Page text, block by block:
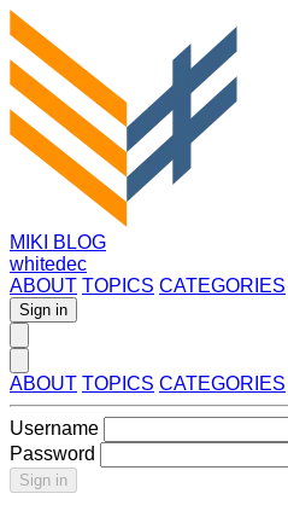
MIKI BLOG
whitedec
ABOUT TOPICS CATEGORIES
Sign in
ABOUT TOPICS CATEGORIES
Username
Password
Sign in